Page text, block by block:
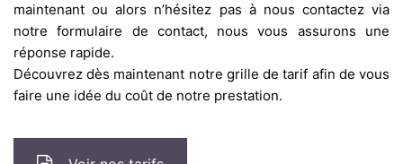
maintenant ou alors n’hésitez pas à nous contactez via
notre formulaire de contact, nous vous assurons une
réponse rapide.
Découvrez dès maintenant notre grille de tarif afin de vous
faire une idée du coût de notre prestation.